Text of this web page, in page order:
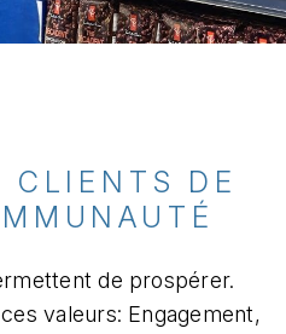
CLIENTS DE
de prospérer.
valeurs: Engagement,